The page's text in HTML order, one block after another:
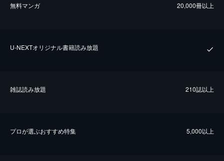
無料マンガ 20,000冊以上
U-NEXTオリジナル書籍読み放題
雑誌読み放題 210誌以上
プロが選ぶおすすめ特集 5,000以上